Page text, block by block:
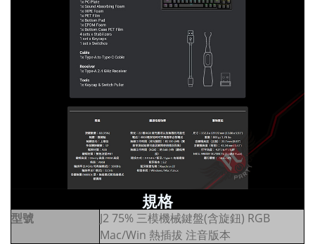
規格
型號
J2 75% 三模機械鍵盤(含旋鈕) RGB
Mac/Win 熱插拔 注音版本